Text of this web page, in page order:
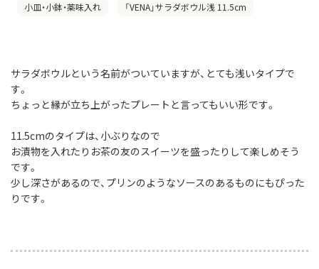
小皿・小鉢・薬味入れ 「VENA」サラダボウル浅 11.5cm
サラダボウルという名前がついていますが、とても浅いタイプで
す。
ちょっと縁が立ち上がったプレートと言ってもいい形です。
11.5cmのタイプは、小ぶりなので
お漬物を入れたりお茶の友のスイーツを盛ったりして楽しめそう
です。
少し深さがあるので、プリンのようなソースのあるものにもぴった
りです。